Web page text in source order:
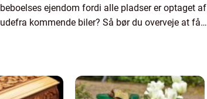
beboelses ejendom fordi alle pladser er optaget af
udefra kommende biler? Så bør du overveje at få